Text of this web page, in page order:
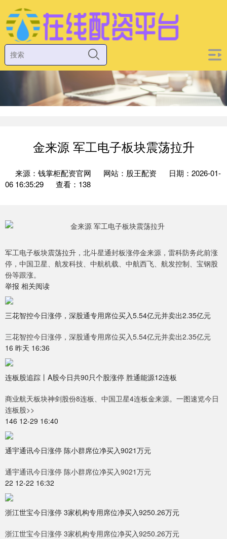
金来源 军工电子板块震荡拉升
来源：钱掌柜配资官网 网站：股王配资
日期：2026-01-
06 16:35:29
查看：138
军工电子板块震荡拉升，北斗星通封板涨停金来源，雷科防务此前涨
停，中国卫星、航发科技、中航机载、中航西飞、航发控制、宝钢股
份等跟涨。
举报 相关阅读
三花智控今日涨停，深股通专用席位买入5.54亿元并卖出2.35亿元
三花智控今日涨停，深股通专用席位买入5.54亿元并卖出2.35亿元
16 昨天 16:36
连板股追踪丨A股今日共90只个股涨停 胜通能源12连板
商业航天板块神剑股份8连板、中国卫星4连板金来源。一图速览今日
连板股>>
146 12-29 16:40
通宇通讯今日涨停 陈小群席位净买入9021万元
通宇通讯今日涨停 陈小群席位净买入9021万元
22 12-22 16:32
浙江世宝今日涨停 3家机构专用席位净买入9250.26万元
浙江世宝今日涨停 3家机构专用席位净买入9250.26万元